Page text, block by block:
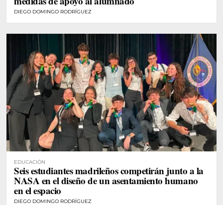
DIEGO DOMINGO RODRÍGUEZ
EDUCACIÓN
Seis estudiantes madrileños competirán junto a la
NASA en el diseño de un asentamiento humano
en el espacio
DIEGO DOMINGO RODRÍGUEZ